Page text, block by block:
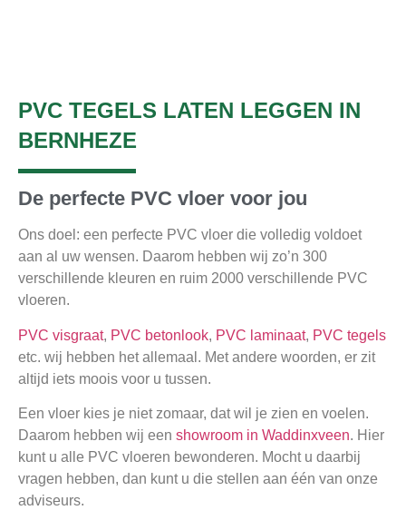
PVC TEGELS LATEN LEGGEN IN
BERNHEZE
De perfecte PVC vloer voor jou
Ons doel: een perfecte PVC vloer die volledig voldoet
aan al uw wensen. Daarom hebben wij zo’n 300
verschillende kleuren en ruim 2000 verschillende PVC
vloeren.
PVC visgraat, PVC betonlook, PVC laminaat, PVC tegels
etc. wij hebben het allemaal. Met andere woorden, er zit
altijd iets moois voor u tussen.
Een vloer kies je niet zomaar, dat wil je zien en voelen.
Daarom hebben wij een showroom in Waddinxveen. Hier
kunt u alle PVC vloeren bewonderen. Mocht u daarbij
vragen hebben, dan kunt u die stellen aan één van onze
adviseurs.